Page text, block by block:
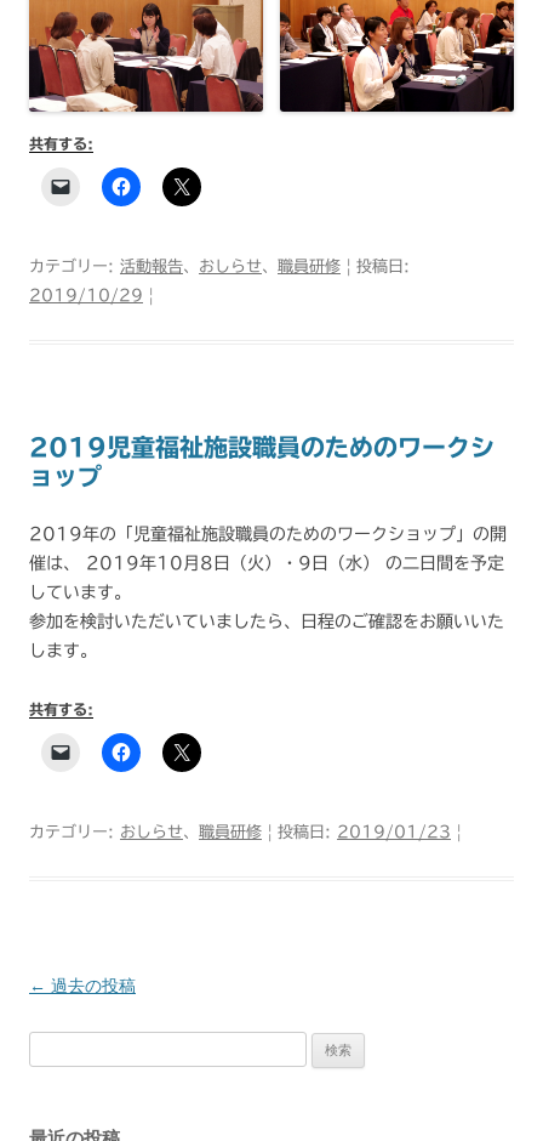
共有する:
カテゴリー: 活動報告、 おしらせ、 職員研修 | 投稿日:
2019/10/29 |
2019児童福祉施設職員のためのワークシ
ョップ
2019年の「児童福祉施設職員のためのワークショップ」の開
催は、 2019年10月8日（火）・9日（水） の二日間を予定
しています。
参加を検討いただいていましたら、日程のご確認をお願いいた
します。
共有する:
カテゴリー: おしらせ、 職員研修 | 投稿日: 2019/01/23 |
投
← 過去の投稿